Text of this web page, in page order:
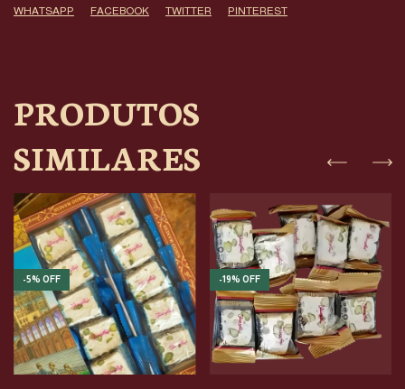
WHATSAPP FACEBOOK TWITTER PINTEREST
PRODUTOS
SIMILARES
-5% OFF -19% OFF